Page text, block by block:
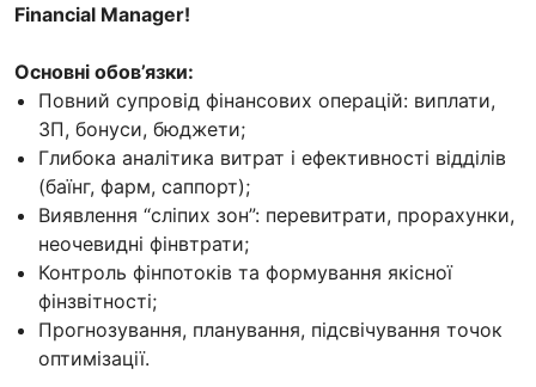
Financial Manager!
Основні обов’язки:
Повний супровід фінансових операцій: виплати,
ЗП, бонуси, бюджети;
Глибока аналітика витрат і ефективності відділів
(баїнг, фарм, саппорт);
Виявлення “сліпих зон”: перевитрати, прорахунки,
неочевидні фінвтрати;
Контроль фінпотоків та формування якісної
фінзвітності;
Прогнозування, планування, підсвічування точок
оптимізації.